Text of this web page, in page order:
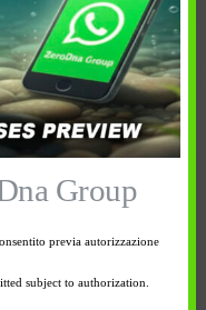
Avvisami quando
disponibile
Group
previa autorizzazione
subject to authorization.